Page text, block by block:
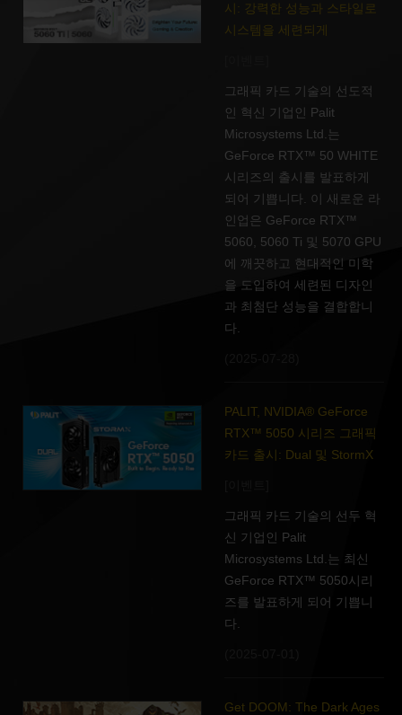
시: 강력한 성능과 스타일로
시스템을 세련되게
그래픽 카드 기술의 선도적
인 혁신 기업인 Palit
Microsystems Ltd.는
GeForce RTX™ 50 WHITE
시리즈의 출시를 발표하게
되어 기쁩니다. 이 새로운 라
인업은 GeForce RTX™
5060, 5060 Ti 및 5070 GPU
에 깨끗하고 현대적인 미학
을 도입하여 세련된 디자인
과 최첨단 성능을 결합합니
다.
PALIT, NVIDIA® GeForce
RTX™ 5050 시리즈 그래픽
카드 출시: Dual 및 StormX
그래픽 카드 기술의 선두 혁
신 기업인 Palit
Microsystems Ltd.는 최신
GeForce RTX™ 5050시리
즈를 발표하게 되어 기쁩니
다.
Get DOOM: The Dark Ages